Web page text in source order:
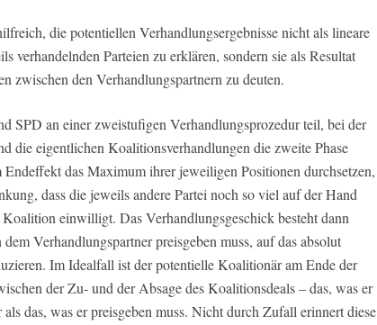
die potentiellen Verhandlungsergebnisse nicht als lineare
verhandelnden Parteien zu erklären, sondern sie als Resultat
zwischen den Verhandlungspartnern zu deuten.
SPD an einer zweistufigen Verhandlungsprozedur teil, bei der
die eigentlichen Koalitionsverhandlungen die zweite Phase
das Maximum ihrer jeweiligen Positionen durchsetzen,
dass die jeweils andere Partei noch so viel auf der Hand
einwilligt. Das Verhandlungsgeschick besteht dann
Verhandlungspartner preisgeben muss, auf das absolut
Im Idealfall ist der potentielle Koalitionär am Ende der
der Zu- und der Absage des Koalitionsdeals – das, was er
das, was er preisgeben muss. Nicht durch Zufall erinnert diese